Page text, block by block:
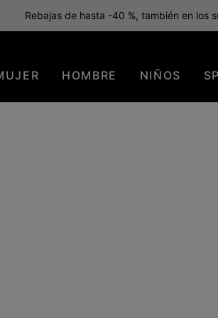
Rebajas de hasta -40 %, también en los
HOMBRE NIÑOS